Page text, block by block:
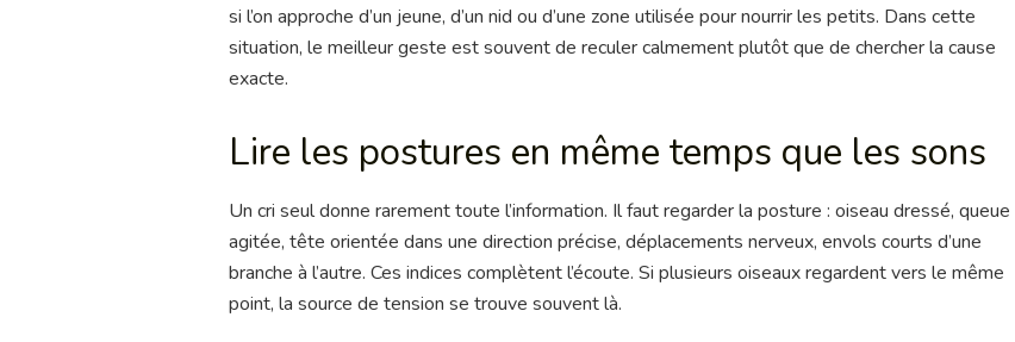
si l’on approche d’un jeune, d’un nid ou d’une zone utilisée pour nourrir les petits. Dans cette
situation, le meilleur geste est souvent de reculer calmement plutôt que de chercher la cause
exacte.
Lire les postures en même temps que les sons
Un cri seul donne rarement toute l’information. Il faut regarder la posture : oiseau dressé, queue
agitée, tête orientée dans une direction précise, déplacements nerveux, envols courts d’une
branche à l’autre. Ces indices complètent l’écoute. Si plusieurs oiseaux regardent vers le même
point, la source de tension se trouve souvent là.